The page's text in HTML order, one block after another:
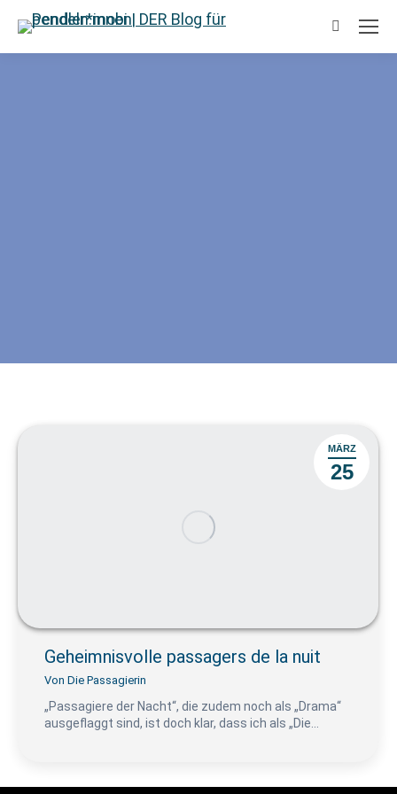
Suchen:
MÄRZ
25
Geheimnisvolle passagers de la nuit
Von Die Passagierin
„Passagiere der Nacht“, die zudem noch als „Drama“
ausgeflaggt sind, ist doch klar, dass ich als „Die…